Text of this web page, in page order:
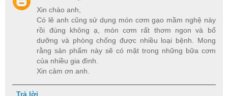
Xin chào anh,
Có lẽ anh cũng sử dụng món cơm gạo mầm nghệ này
rồi đúng không ạ, món cơm rất thơm ngon và bổ
dưỡng và phòng chống được nhiều loại bệnh. Mong
rằng sản phẩm này sẽ có mặt trong những bữa cơm
của nhiều gia đình.
Xin cảm ơn anh.
Trả lời